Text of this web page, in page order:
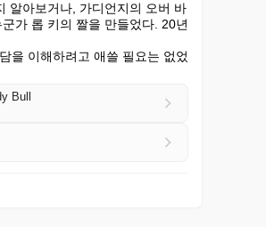
알아보거나, 가디언지의 오버 바
가 롭 키의 짤을 만들었다. 20년
을 이해하려고 애쓸 필요는 없었
Bull